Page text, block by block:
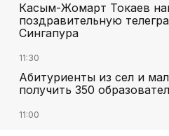
Касым-Жомарт Токаев
поздравительную
Сингапура
11:30
Абитуриенты из сел и
получить 350
11:00